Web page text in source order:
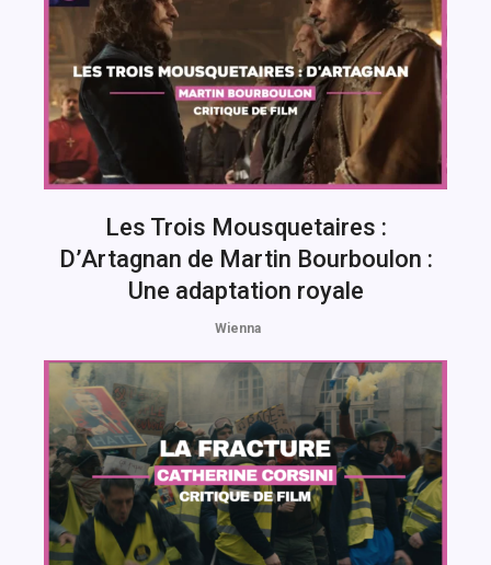
Les Trois Mousquetaires :
D’Artagnan de Martin Bourboulon :
Une adaptation royale
Wienna